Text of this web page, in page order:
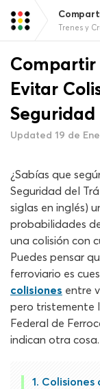
Trenes y
Compartir
Evitar
Seguridad
Updated 19 de
¿Sabías que
Seguridad del
siglas en inglés)
probabilidades
una colisión con
Puedes pensar
ferroviario es
colisiones entre
pero tristemente
Federal de
indican otra cosa.
Colisiones